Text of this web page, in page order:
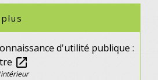
d'utilité publique :
open_in_new